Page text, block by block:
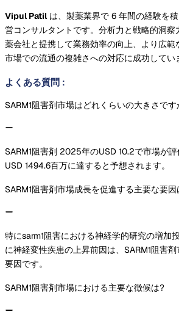
Vipul Patilは、製薬業界で 6 年間の経験を
営コンサルタントです。分析力と戦略的洞
薬会社と提携して業務効率の向上、より広
市場での流通の複雑さへの対応に成功してい
よくある質問 :
SARM1阻害剤市場はどれくらいの大きさです
SARM1阻害剤 2025年のUSD 10.2で市場が
USD 1494.6百万に達すると予想されます。
SARM1阻害剤市場成長を促進する主要な要
特にsarm1阻害における神経学的研究の増加
に神経変性疾患の上昇前因は、SARM1阻害
要因です。
SARM1阻害剤市場における主要な徴候は?